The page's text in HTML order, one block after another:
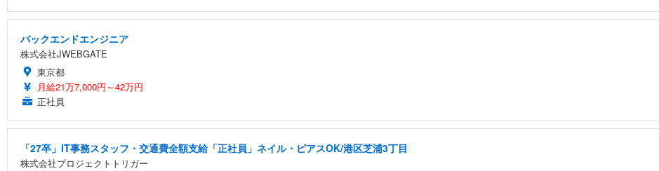
バックエンドエンジニア
株式会社JWEBGATE
東京都
月給21万7,000円～42万円
正社員
「27卒」IT事務スタッフ・交通費全額支給「正社員」ネイル・ピアスOK/港区芝浦3丁目
株式会社プロジェクトトリガー